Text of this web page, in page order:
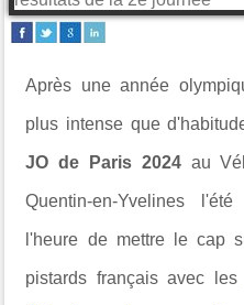
Après une année
plus intense que
JO de Paris 2024au
Quentin-en-Yvelines
l'heure de mettre le cap
pistards français avec les